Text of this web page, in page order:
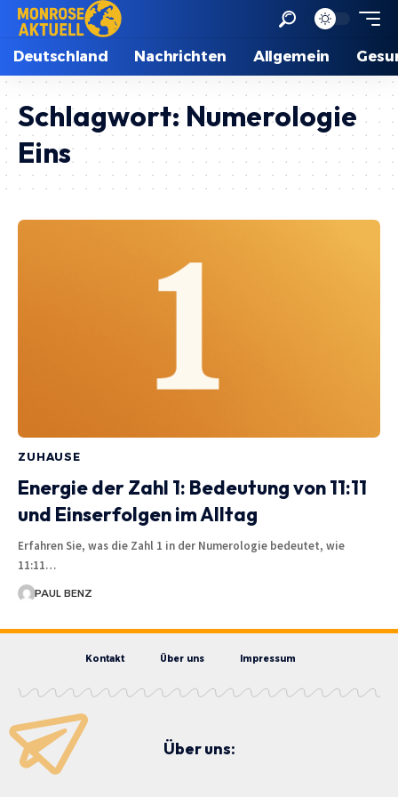
Deutschland Nachrichten Allgemein
Schlagwort: Numerologie
Eins
ZUHAUSE
Energie der Zahl 1: Bedeutung von 11:11
und Einserfolgen im Alltag
Erfahren Sie, was die Zahl 1 in der Numerologie bedeutet, wie
11:11…
PAUL BENZ
Kontakt Über uns Impressum
Über uns: